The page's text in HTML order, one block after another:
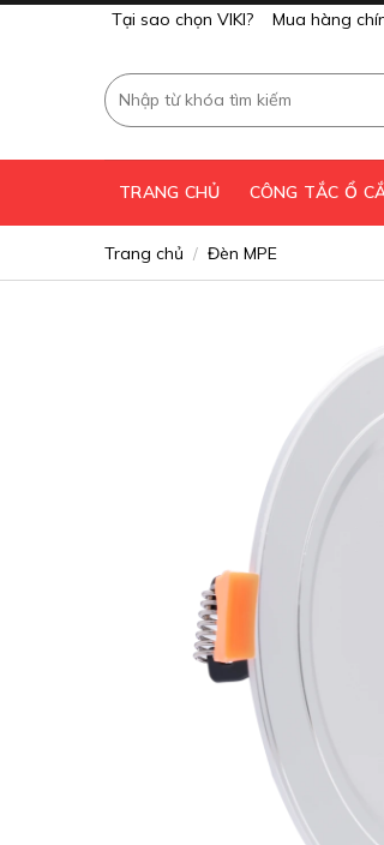
Tại sao chọn VIKI? Mua hàng
Tìm
kiếm:
TRANG CHỦ CÔNG TẮC Ổ
Trang chủ / Đèn MPE